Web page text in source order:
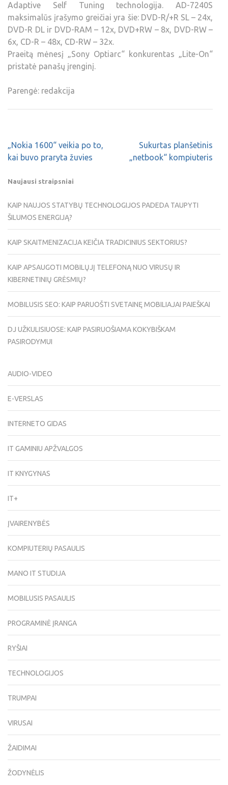
Adaptive Self Tuning technologija. AD-7240S
maksimalūs įrašymo greičiai yra šie: DVD-R/+R SL – 24x,
DVD-R DL ir DVD-RAM – 12x, DVD+RW – 8x, DVD-RW –
6x, CD-R – 48x, CD-RW – 32x.
Praeitą mėnesį „Sony Optiarc“ konkurentas „Lite-On“
pristatė panašų įrenginį.
Parengė: redakcija
„Nokia 1600“ veikia po to,
kai buvo praryta žuvies
Sukurtas planšetinis
„netbook“ kompiuteris
Naujausi straipsniai
KAIP NAUJOS STATYBŲ TECHNOLOGIJOS PADEDA TAUPYTI
ŠILUMOS ENERGIJĄ?
KAIP SKAITMENIZACIJA KEIČIA TRADICINIUS SEKTORIUS?
KAIP APSAUGOTI MOBILŲJĮ TELEFONĄ NUO VIRUSŲ IR
KIBERNETINIŲ GRĖSMIŲ?
MOBILUSIS SEO: KAIP PARUOŠTI SVETAINĘ MOBILIAJAI PAIEŠKAI
DJ UŽKULISIUOSE: KAIP PASIRUOŠIAMA KOKYBIŠKAM
PASIRODYMUI
AUDIO-VIDEO
E-VERSLAS
INTERNETO GIDAS
IT GAMINIU APŽVALGOS
IT KNYGYNAS
IT+
ĮVAIRENYBĖS
KOMPIUTERIŲ PASAULIS
MANO IT STUDIJA
MOBILUSIS PASAULIS
PROGRAMINĖ ĮRANGA
RYŠIAI
TECHNOLOGIJOS
TRUMPAI
VIRUSAI
ŽAIDIMAI
ŽODYNĖLIS